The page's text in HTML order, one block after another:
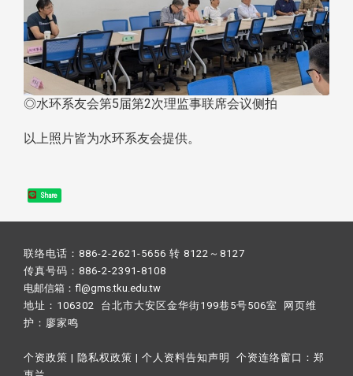
◎水环系友会第5届第2次理监事联席会议侧拍
以上照片皆为水环系友会提供。
Share
联络电话：886-2-2621-5656 转 8122～8127
传真号码：886-2-2391-8108
电邮信箱：fl@gms.tku.edu.tw
地址：106302 台北市大安区金华街199巷5号506室 网页维
护： 廖家鸣​
个资政策 | 隐私权政策 | 个人资料告知声明 个资连络窗口： 郑